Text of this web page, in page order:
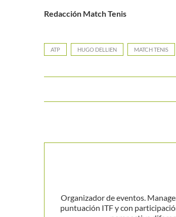
Redacción Match Tenis
ATP HUGO DELLIEN MATCH TENIS
Organizador de eventos.
puntuación ITF y con